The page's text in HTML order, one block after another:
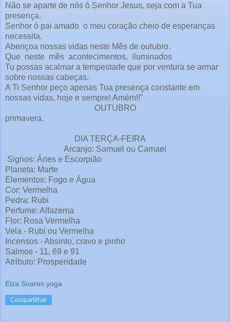
Não se aparte de nós ó Senhor Jesus, seja com a Tua
presença.
Senhor ó pai amado o meu coração cheio de esperanças
necessita.
Abençoa nossas vidas neste Mês de outubro.
Que neste mês acontecimentos, iluminados
Tu possas acalmar a tempestade que por ventura se armar
sobre nossas cabeças.
A Ti Senhor peço apenas Tua presença constante em
nossas vidas, hoje e sempre! Amém!!"
OUTUBRO
primavera.
DIA TERÇA-FEIRA
Arcanjo: Samuel ou Camael
Signos: Áries e Escorpião
Planeta: Marte
Elementos: Fogo e Água
Cor: Vermelha
Pedra: Rubi
Perfume: Alfazema
Flor: Rosa Vermelha
Vela - Rubi ou Vermelha
Incensos - Absinto, cravo e pinho
Salmos - 11, 69 e 91
Atributo: Prosperidade
Elza Soares yoga
Compartilhar